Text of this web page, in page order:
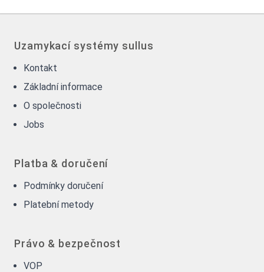
Uzamykací systémy sullus
Kontakt
Základní informace
O společnosti
Jobs
Platba & doručení
Podmínky doručení
Platební metody
Právo & bezpečnost
VOP